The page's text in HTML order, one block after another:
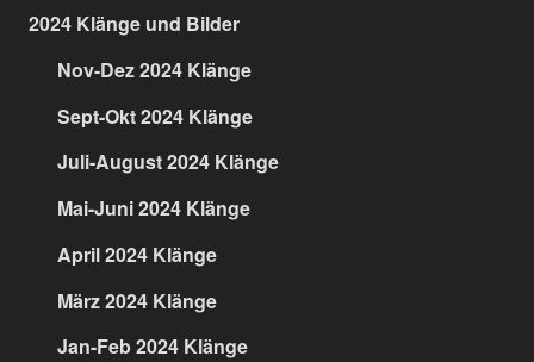
2024 Klänge und Bilder
Nov-Dez 2024 Klänge
Sept-Okt 2024 Klänge
Juli-August 2024 Klänge
Mai-Juni 2024 Klänge
April 2024 Klänge
März 2024 Klänge
Jan-Feb 2024 Klänge